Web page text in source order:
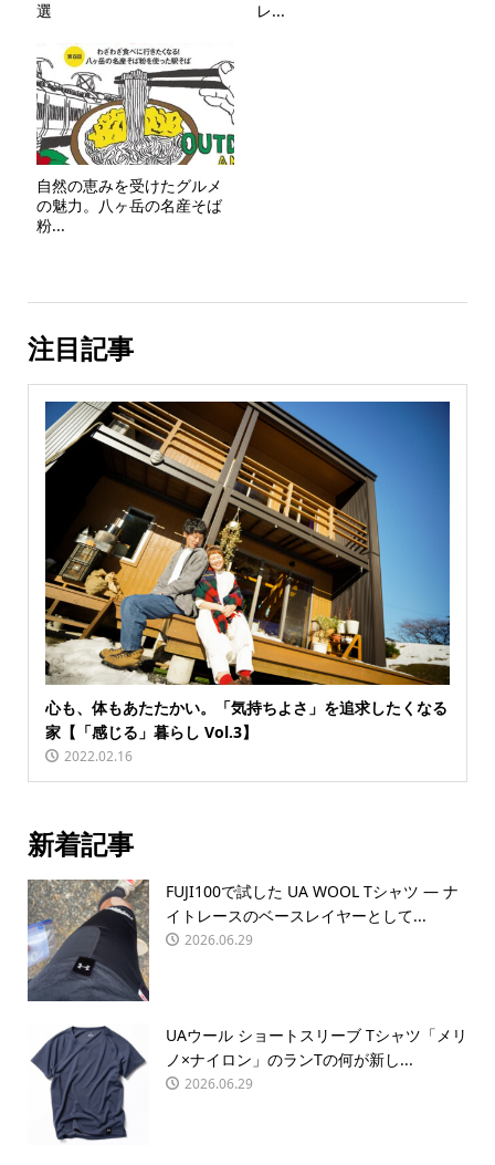
選
レ...
自然の恵みを受けたグルメ
の魅力。八ヶ岳の名産そば
粉...
注目記事
心も、体もあたたかい。「気持ちよさ」を追求したくなる
家【「感じる」暮らし Vol.3】
2022.02.16
新着記事
FUJI100で試した UA WOOL Tシャツ — ナ
イトレースのベースレイヤーとして...
2026.06.29
UAウール ショートスリーブ Tシャツ「メリ
ノ×ナイロン」のランTの何が新し...
2026.06.29